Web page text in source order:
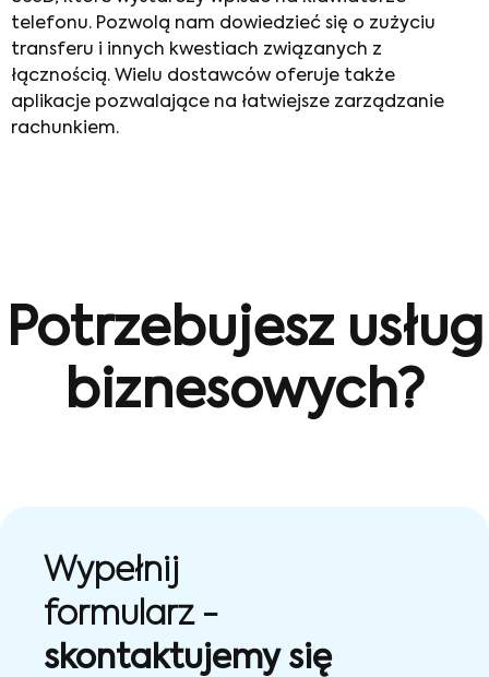
telefonu. Pozwolą nam dowiedzieć się o zużyciu
transferu i innych kwestiach związanych z
łącznością. Wielu dostawców oferuje także
aplikacje pozwalające na łatwiejsze zarządzanie
rachunkiem.
Potrzebujesz usług
biznesowych?
Wypełnij
formularz -
skontaktujemy się